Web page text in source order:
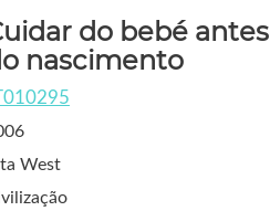
do bebé antes
nascimento
West